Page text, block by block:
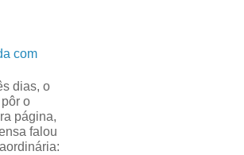
com
dias, o
o
página,
falou